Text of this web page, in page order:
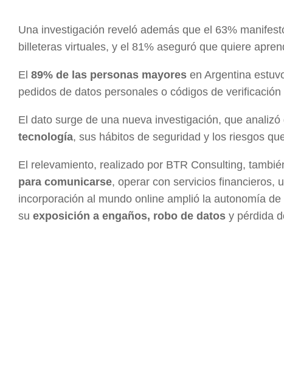
Una investigación reveló además que el 63%
billeteras virtuales, y el 81% aseguró que quiere
El 89% de las personas mayores en Argentina
pedidos de datos personales o códigos de
El dato surge de una nueva investigación, que analizó
tecnología, sus hábitos de seguridad y los riesgos
El relevamiento, realizado por BTR Consulting,
para comunicarse, operar con servicios financieros,
incorporación al mundo online amplió la autonomía
su exposición a engaños, robo de datos y pérdida